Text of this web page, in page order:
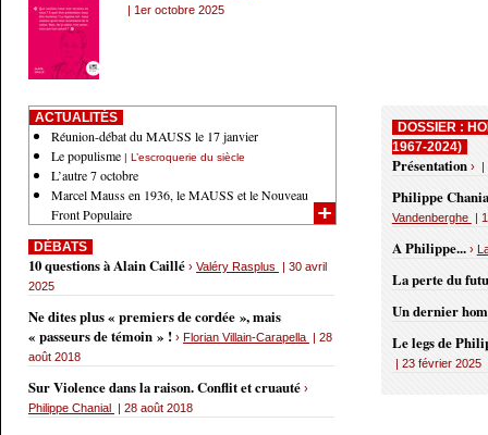
| 1er octobre 2025
DOSSIER :
1967-2024)
Présentation › |
Philippe
Vandenberghe |
A Philippe... ›
La perte du
Un dernier
Le legs de
| 23 février 2025
ACTUALITÉS
Réunion-débat du MAUSS le 17 janvier
Le populisme | L’escroquerie du siècle
L’autre 7 octobre
Marcel Mauss en 1936, le MAUSS et le Nouveau
Front Populaire
DÉBATS
10 questions à Alain Caillé › Valéry Rasplus
| 30 avril
2025
Ne dites plus « premiers de cordée », mais
« passeurs de témoin » ! › Florian Villain-Carapella | 28
août 2018
Sur Violence dans la raison. Conflit et cruauté ›
Philippe Chanial | 28 août 2018